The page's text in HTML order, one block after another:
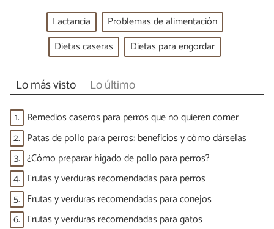
Lactancia
Problemas de alimentación
Dietas caseras
Dietas para engordar
Lo más visto Lo último
1. Remedios caseros para perros que no quieren comer
2. Patas de pollo para perros: beneficios y cómo dárselas
3. ¿Cómo preparar hígado de pollo para perros?
4. Frutas y verduras recomendadas para perros
5. Frutas y verduras recomendadas para conejos
6. Frutas y verduras recomendadas para gatos